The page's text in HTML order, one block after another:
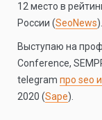
12 место в
России (SeoNews).
Выступаю на
Conference,
telegram про seo
2020 (Sape).